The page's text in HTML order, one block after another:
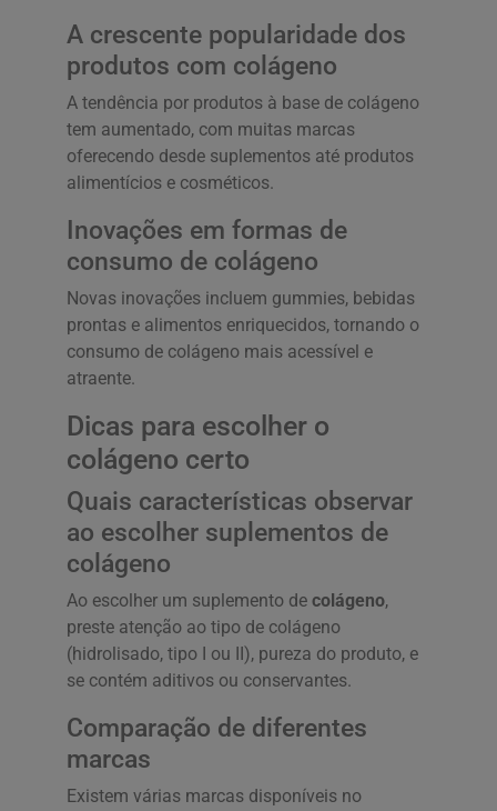
A crescente popularidade dos
produtos com colágeno
A tendência por produtos à base de colágeno
tem aumentado, com muitas marcas
oferecendo desde suplementos até produtos
alimentícios e cosméticos.
Inovações em formas de
consumo de colágeno
Novas inovações incluem gummies, bebidas
prontas e alimentos enriquecidos, tornando o
consumo de colágeno mais acessível e
atraente.
Dicas para escolher o
colágeno certo
Quais características observar
ao escolher suplementos de
colágeno
Ao escolher um suplemento de colágeno,
preste atenção ao tipo de colágeno
(hidrolisado, tipo I ou II), pureza do produto, e
se contém aditivos ou conservantes.
Comparação de diferentes
marcas
Existem várias marcas disponíveis no